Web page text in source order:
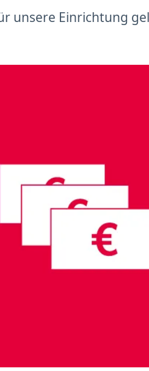
unsere Einrichtung